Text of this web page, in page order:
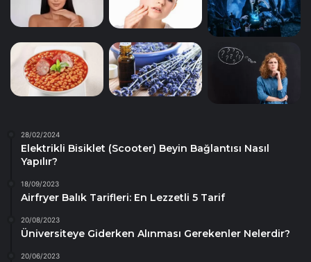
28/02/2024
Elektrikli Bisiklet (Scooter) Beyin Bağlantısı Nasıl
Yapılır?
18/09/2023
Airfryer Balık Tarifleri: En Lezzetli 5 Tarif
20/08/2023
Üniversiteye Giderken Alınması Gerekenler Nelerdir?
20/06/2023